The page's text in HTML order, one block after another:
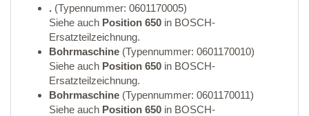
. (Typennummer: 0601170005)
Siehe auch Position 650 in BOSCH-
Ersatzteilzeichnung.
Bohrmaschine (Typennummer: 0601170010)
Siehe auch Position 650 in BOSCH-
Ersatzteilzeichnung.
Bohrmaschine (Typennummer: 0601170011)
Siehe auch Position 650 in BOSCH-